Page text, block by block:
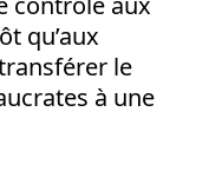
qu’aux
le
à une